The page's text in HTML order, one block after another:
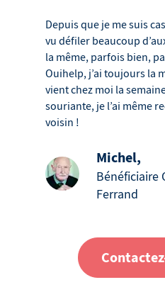
Depuis que je me suis
vu défiler beaucoup
la même, parfois bien,
Ouihelp, j’ai toujours la
vient chez moi la
souriante, je l’ai même
voisin !
Michel,
Bénéficiaire
Ferrand